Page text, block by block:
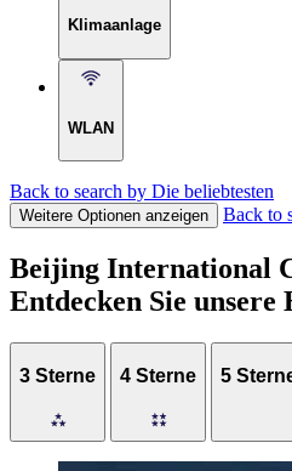
Klimaanlage
WLAN
Back to search by Die beliebtesten
Weitere Optionen anzeigen Back to
Beijing International
Entdecken Sie unsere
3 Sterne 4 Sterne 5